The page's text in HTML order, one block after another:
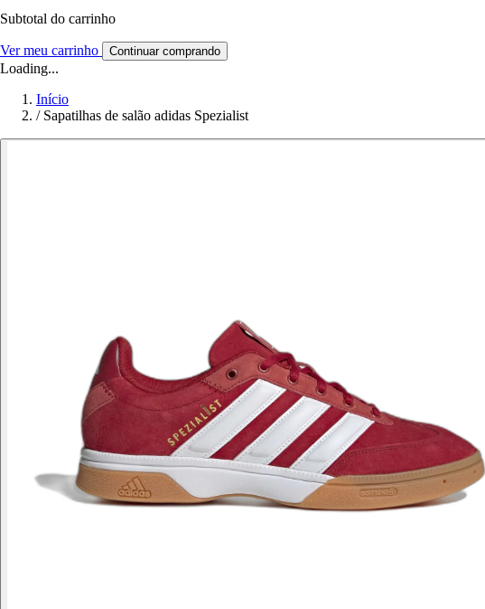
Subtotal do carrinho
Ver meu carrinho Continuar comprando
Loading...
Início
/ Sapatilhas de salão adidas Spezialist